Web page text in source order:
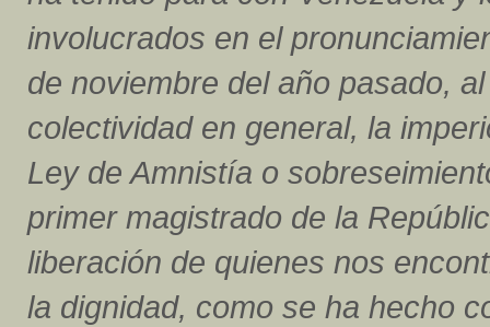
involucrados en el
de noviembre del año pasado,
colectividad en general, la
Ley de Amnistía o
primer magistrado de la
liberación de quienes nos
la dignidad, como se ha hecho